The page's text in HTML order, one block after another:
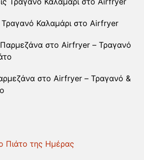
Καλαμάρι στο Airfryer
στο Airfryer – Τραγανό &
Πιάτο της Ημέρας